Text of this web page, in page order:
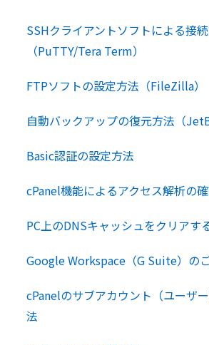
SSHクライアントソフトによる接
（PuTTY/Tera Term）
FTPソフトの設定方法（FileZilla）
自動バックアップの復元方法（
Basic認証の設定方法
cPanel機能によるアクセス解析の
PC上のDNSキャッシュをクリアす
Google Workspace（G Suite）の
cPanelのサブアカウント（ユーザ
法